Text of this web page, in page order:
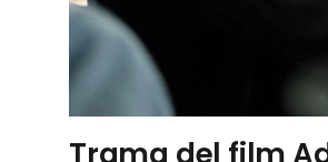
Trama del film